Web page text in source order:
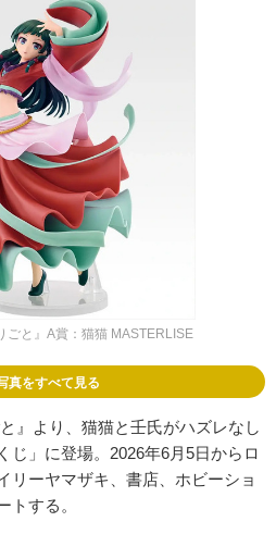
ごと』A賞：猫猫 MASTERLISE
真をすべて見る
』より、猫猫と壬氏がハズレなし
じ」に登場。2026年6月5日からロ
リーヤマザキ、書店、ホビーショ
トする。